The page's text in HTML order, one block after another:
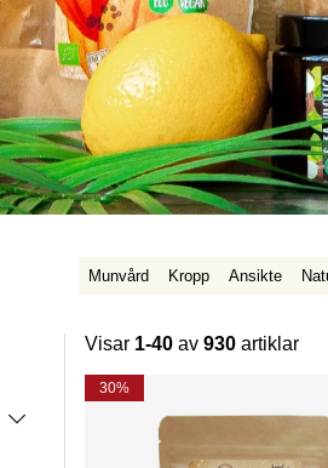
Munvård Kropp Ansikte
Visar 1-40 av 930 artiklar
Produkter
30%